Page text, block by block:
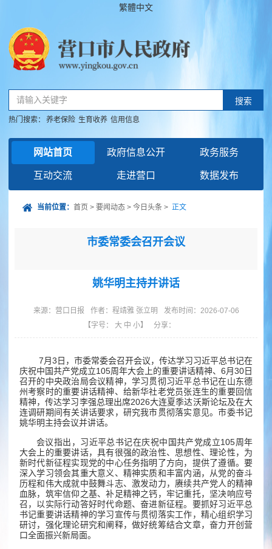
繁體中文
请输入关键字 搜索
热门搜索： 养老保险 生育收养 信用信息
网站首页 政府信息公开 政务服务
互动交流 走进营口 数据发布
当前位置： 首页 > 要闻动态 > 今日头条 > 正文
市委常委会召开会议
姚华明主持并讲话
来源： 营口日报 作者： 程靖雅 张立明
发布时间：2026-07-06
【字号： 大 中 小】 分享：
7月3日，市委常委会召开会议，传达学习习近平总书记在
庆祝中国共产党成立105周年大会上的重要讲话精神、6月30日
召开的中央政治局会议精神，学习贯彻习近平总书记在山东德
州考察时的重要讲话精神、给新华社老党员张连生的重要回信
精神，传达学习李强总理出席2026大连夏季达沃斯论坛及在大
连调研期间有关讲话要求，研究我市贯彻落实意见。市委书记
姚华明主持会议并讲话。
会议指出，习近平总书记在庆祝中国共产党成立105周年
大会上的重要讲话，具有很强的政治性、思想性、理论性，为
新时代新征程实现党的中心任务指明了方向，提供了遵循。要
深入学习领会其重大意义、精神实质和丰富内涵，从党的奋斗
历程和伟大成就中鼓舞斗志、激发动力，赓续共产党人的精神
血脉，筑牢信仰之基、补足精神之钙，牢记重托，坚决响应号
召，以实际行动答好时代命题、奋进新征程。要抓好习近平总
书记重要讲话精神的学习宣传与贯彻落实工作，精心组织学习
研讨，强化理论研究和阐释，做好统筹结合文章，奋力开创营
口全面振兴新局面。